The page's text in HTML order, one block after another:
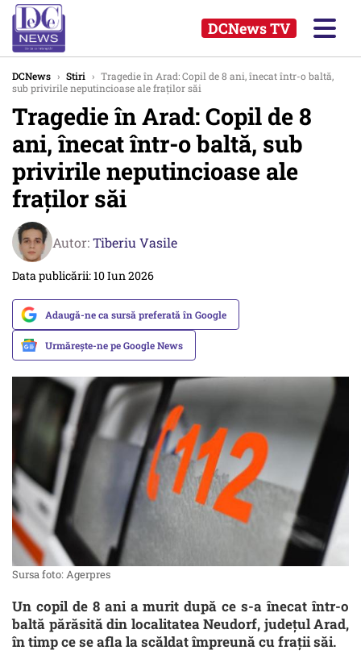
DCNews TV
DCNews › Stiri › Tragedie în Arad: Copil de 8 ani, înecat într-o baltă,
sub privirile neputincioase ale fraților săi
Tragedie în Arad: Copil de 8
ani, înecat într-o baltă, sub
privirile neputincioase ale
fraților săi
Autor:Tiberiu Vasile
Data publicării: 10 Iun 2026
Adaugă-ne ca sursă preferată în Google
Urmărește-ne pe Google News
Sursa foto: Agerpres
Un copil de 8 ani a murit după ce s-a înecat într-o
baltă părăsită din localitatea Neudorf, județul Arad,
în timp ce se afla la scăldat împreună cu frații săi.